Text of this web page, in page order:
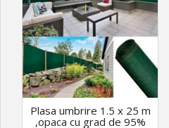
Plasa umbrire 1.5 x 25 m
,opaca cu grad de 95%